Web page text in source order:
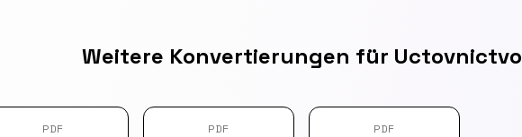
Weitere Konvertierungen für Uctovnictvo
PDF PDF PDF